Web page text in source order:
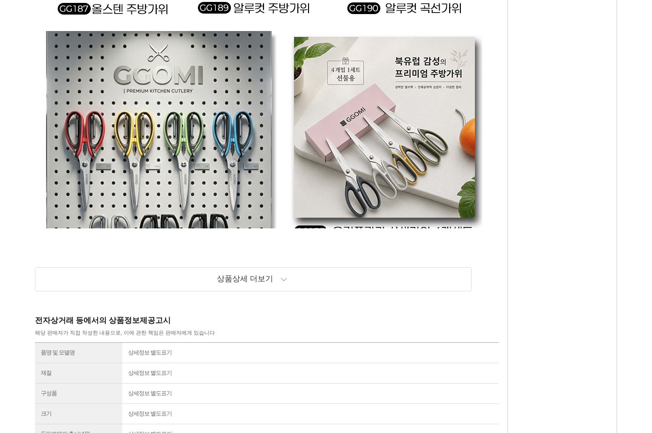
상품상세 더보기
전자상거래 등에서의 상품정보제공고시
해당 판매자가 직접 작성한 내용으로, 이에 관한 책임은 판매자에게 있습니다
품명 및 모델명 상세정보 별도표기
재질 상세정보 별도표기
구성품 상세정보 별도표기
크기 상세정보 별도표기